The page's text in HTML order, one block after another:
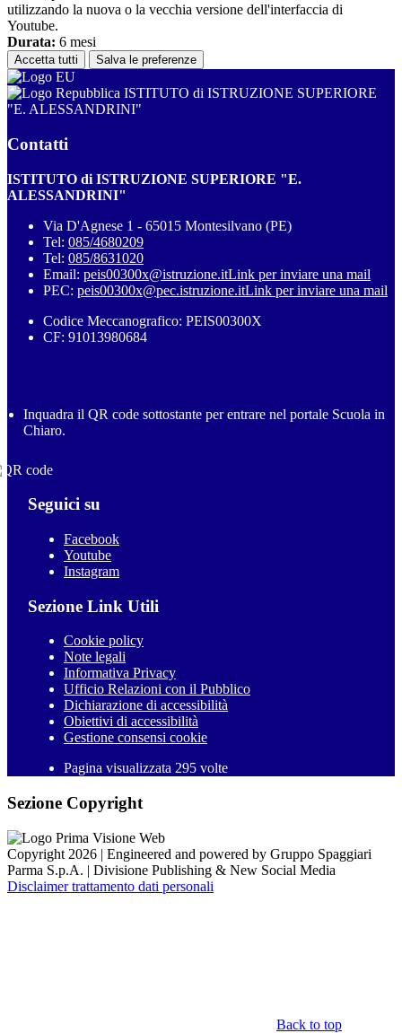
utilizzando la nuova o la vecchia versione dell'interfaccia di
Youtube.
Durata: 6 mesi
Accetta tutti Salva le preferenze
ISTITUTO di ISTRUZIONE SUPERIORE
"E. ALESSANDRINI"
Contatti
ISTITUTO di ISTRUZIONE SUPERIORE "E.
ALESSANDRINI"
Via D'Agnese 1 - 65015 Montesilvano (PE)
Tel: 085/4680209
Tel: 085/8631020
Email: peis00300x@istruzione.itLink per inviare una mail
PEC: peis00300x@pec.istruzione.itLink per inviare una mail
Codice Meccanografico: PEIS00300X
CF: 91013980684
Inquadra il QR code sottostante per entrare nel portale Scuola in
Chiaro.
Seguici su
Facebook
Youtube
Instagram
Sezione Link Utili
Cookie policy
Note legali
Informativa Privacy
Ufficio Relazioni con il Pubblico
Dichiarazione di accessibilità
Obiettivi di accessibilità
Gestione consensi cookie
Pagina visualizzata 295 volte
Sezione Copyright
Copyright 2026 | Engineered and powered by Gruppo Spaggiari
Parma S.p.A. | Divisione Publishing & New Social Media
Disclaimer trattamento dati personali
Back to top